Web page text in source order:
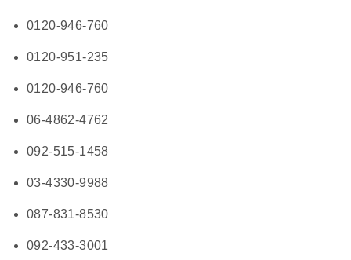
0120-946-760
0120-951-235
0120-946-760
06-4862-4762
092-515-1458
03-4330-9988
087-831-8530
092-433-3001